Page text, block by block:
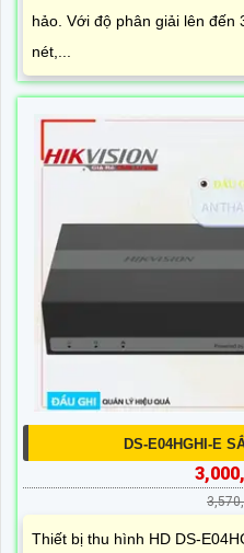
hảo. Với độ phân giải lên đến
nét,...
DS-E04HGHI-E
Thiết bị thu hình HD DS-